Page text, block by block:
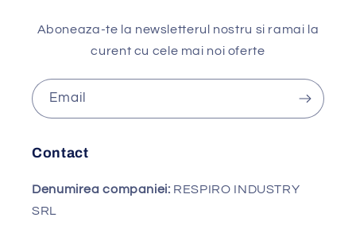
Aboneaza-te la newsletterul nostru si ramai la
curent cu cele mai noi oferte
Email
Contact
Denumirea companiei: RESPIRO INDUSTRY
SRL